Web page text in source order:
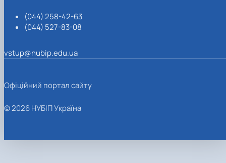
(044) 258-42-63
(044) 527-83-08
vstup@nubip.edu.ua
Офіційний портал сайту
© 2026 НУБІП Україна